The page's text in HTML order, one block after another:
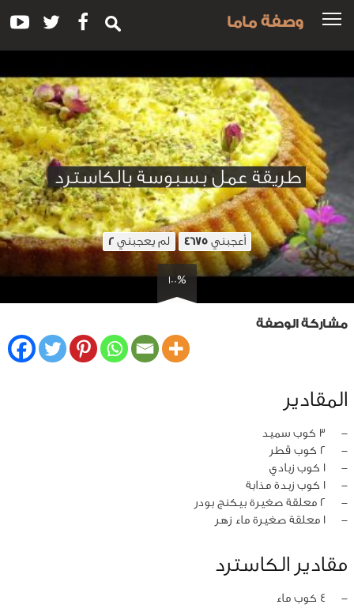
وصفة ماما
طريقة عمل بسبوسة بالكاسترد
أعجبني 4675 لم يعجبني 2
100%
مشاركة الوصفة
المقادير
‏-
3 كوب سميد
‏-
2 كوب قطر
‏-
1 كوب زبادي
‏-
1 كوب زبدة مذابة
‏-
2 معلقة صغيرة بيكنج بودر
‏-
1 معلقة صغيرة ماء زهر
مقادير الكاسترد
‏-
4 كوب ماء